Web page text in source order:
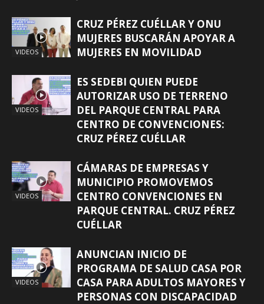
VIDEOS
CRUZ PÉREZ CUÉLLAR Y ONU
MUJERES BUSCARÁN APOYAR A
MUJERES EN MOVILIDAD
VIDEOS
ES SEDEBI QUIEN PUEDE
AUTORIZAR USO DE TERRENO
DEL PARQUE CENTRAL PARA
CENTRO DE CONVENCIONES:
CRUZ PÉREZ CUÉLLAR
VIDEOS
CÁMARAS DE EMPRESAS Y
MUNICIPIO PROMOVEMOS
CENTRO CONVENCIONES EN
PARQUE CENTRAL. CRUZ PÉREZ
CUÉLLAR
VIDEOS
ANUNCIAN INICIO DE
PROGRAMA DE SALUD CASA POR
CASA PARA ADULTOS MAYORES Y
PERSONAS CON DISCAPACIDAD